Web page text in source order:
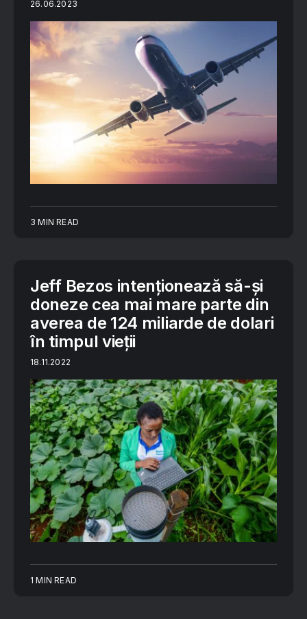
26.06.2023
3 MIN READ
Jeff Bezos intenționează să-și
doneze cea mai mare parte din
averea de 124 miliarde de dolari
în timpul vieții
18.11.2022
1 MIN READ